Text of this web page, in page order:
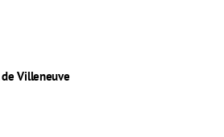
de Villeneuve